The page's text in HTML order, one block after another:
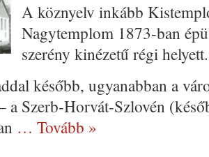
A köznyelv inkább
Nagytemplom 1873-ban
szerény kinézetű régi helyett.
később, ugyanabban a
a Szerb-Horvát-Szlovén
… Tovább »